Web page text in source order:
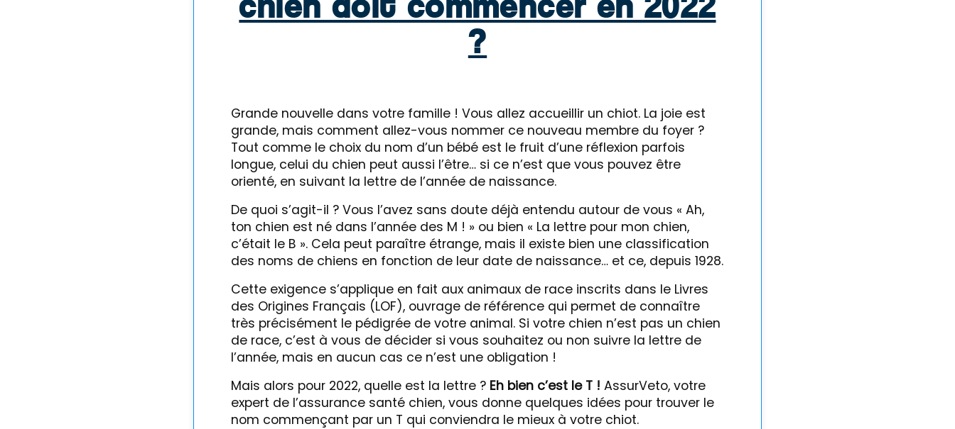
?
Grande nouvelle dans votre famille ! Vous allez accueillir un chiot. La joie est
grande, mais comment allez-vous nommer ce nouveau membre du foyer ?
Tout comme le choix du nom d’un bébé est le fruit d’une réflexion parfois
longue, celui du chien peut aussi l’être… si ce n’est que vous pouvez être
orienté, en suivant la lettre de l’année de naissance.
De quoi s’agit-il ? Vous l’avez sans doute déjà entendu autour de vous « Ah,
ton chien est né dans l’année des M ! » ou bien « La lettre pour mon chien,
c’était le B ». Cela peut paraître étrange, mais il existe bien une classification
des noms de chiens en fonction de leur date de naissance… et ce, depuis 1928.
Cette exigence s’applique en fait aux animaux de race inscrits dans le Livres
des Origines Français (LOF), ouvrage de référence qui permet de connaître
très précisément le pédigrée de votre animal. Si votre chien n’est pas un chien
de race, c’est à vous de décider si vous souhaitez ou non suivre la lettre de
l’année, mais en aucun cas ce n’est une obligation !
Mais alors pour 2022, quelle est la lettre ? Eh bien c’est le T ! AssurVeto, votre
expert de l’assurance santé chien, vous donne quelques idées pour trouver le
nom commençant par un T qui conviendra le mieux à votre chiot.